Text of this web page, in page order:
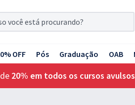
OFF Pós Graduação OAB
20% em todos os cursos